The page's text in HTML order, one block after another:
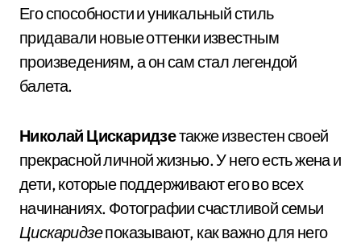
Его способности и уникальный стиль
придавали новые оттенки известным
произведениям, а он сам стал легендой
балета.
Николай Цискаридзетакже известен своей
прекрасной личной жизнью. У него есть жена и
дети, которые поддерживают его во всех
начинаниях. Фотографии счастливой семьи
Цискаридзепоказывают, как важно для него